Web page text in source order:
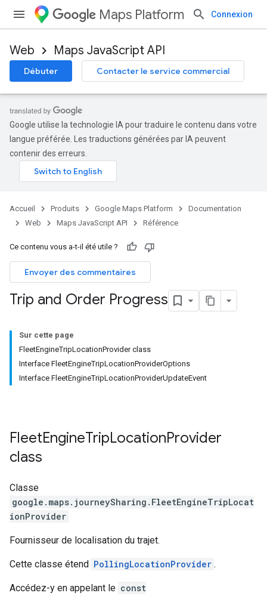
Maps Platform Connexion
Web Maps JavaScript API
Débuter Contacter le service commercial
Google utilise la technologie IA pour traduire le contenu dans votre
langue préférée. Les traductions générées par IA peuvent
contenir des erreurs.
Accueil Produits Google Maps Platform
Documentation
Web
Maps JavaScript API Référence
Ce contenu vous a-t-il été utile ?
Envoyer des commentaires
Trip and Order Progress
Sur cette page
FleetEngineTripLocationProvider class
Interface FleetEngineTripLocationProviderOptions
Interface FleetEngineTripLocationProviderUpdateEvent
FleetEngineTripLocationProvider
class
Classe
google.maps.journeySharing . FleetEngineTripLocat
ionProvider
Fournisseur de localisation du trajet.
Cette classe étend PollingLocationProvider .
Accédez-y en appelant le const